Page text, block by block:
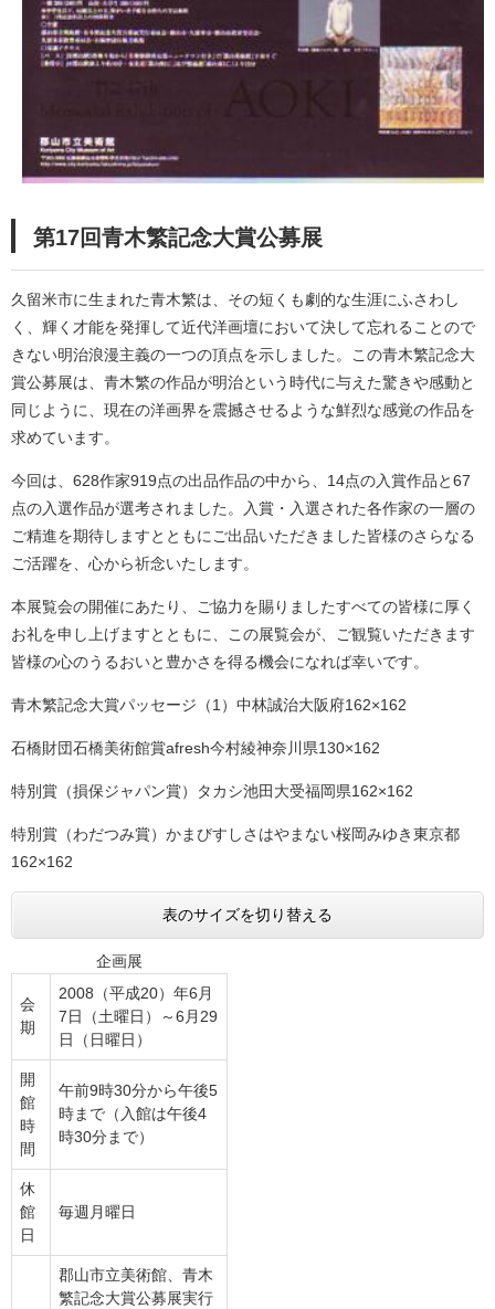
第17回青木繁記念大賞公募展
久留米市に生まれた青木繁は、その短くも劇的な生涯にふさわし
く、輝く才能を発揮して近代洋画壇において決して忘れることので
きない明治浪漫主義の一つの頂点を示しました。この青木繁記念大
賞公募展は、青木繁の作品が明治という時代に与えた驚きや感動と
同じように、現在の洋画界を震撼させるような鮮烈な感覚の作品を
求めています。
今回は、628作家919点の出品作品の中から、14点の入賞作品と67
点の入選作品が選考されました。入賞・入選された各作家の一層の
ご精進を期待しますとともにご出品いただきました皆様のさらなる
ご活躍を、心から祈念いたします。
本展覧会の開催にあたり、ご協力を賜りましたすべての皆様に厚く
お礼を申し上げますとともに、この展覧会が、ご観覧いただきます
皆様の心のうるおいと豊かさを得る機会になれば幸いです。
青木繁記念大賞パッセージ（1）中林誠治大阪府162×162
石橋財団石橋美術館賞afresh今村綾神奈川県130×162
特別賞（損保ジャパン賞）タカシ池田大受福岡県162×162
特別賞（わだつみ賞）かまびすしさはやまない桜岡みゆき東京都
162×162
表のサイズを切り替える
企画展
会
期
2008（平成20）年6月
7日（土曜日）～6月29
日（日曜日）
開
館
時
間
午前9時30分から午後5
時まで（入館は午後4
時30分まで）
休
館
日
毎週月曜日
郡山市立美術館、青木
繁記念大賞公募展実行